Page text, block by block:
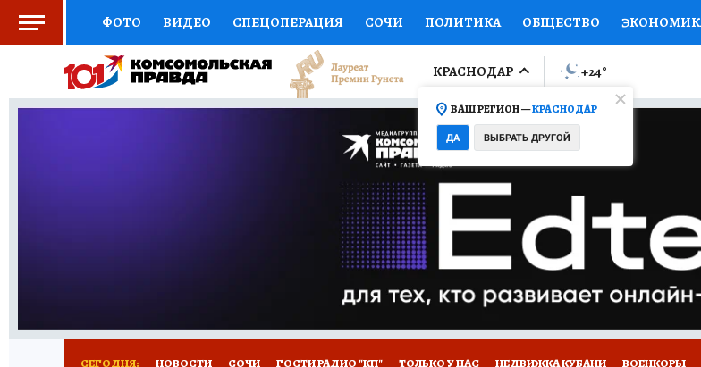
ФОТО ВИДЕО СПЕЦОПЕРАЦИЯ СОЧИ ПОЛИТИКА ОБЩЕСТВО
СОЦПОДДЕРЖКА НАУКА СПОРТ КОЛУМНИСТЫ ПРОИСШЕСТВИЯ
ВЫБОР ЭКСПЕРТОВ ДОКТОР ФИНАНСЫ ОТКРЫВАЕМ МИР Я ЗНАЮ СЕМЬЯ
ПРОГНОЗЫ НА СПОРТ ПРОМОКОДЫ СЕРИАЛЫ
ТЕЛЕВИЗОР КОЛЛЕКЦИИ КОНКУРСЫ
НОВОЕ НА САЙТЕ
КРАСНОДАР
ВАШ РЕГИОН —КРАСНОДАР
ДА ВЫБРАТЬ ДРУГОЙ
+24°
СЕГОДНЯ: НОВОСТИ СОЧИ ГОСТИ РАДИО "КП" ТОЛЬКО У НАС НЕДВИЖКА КУБАНИ ВОЕНКОРЫ